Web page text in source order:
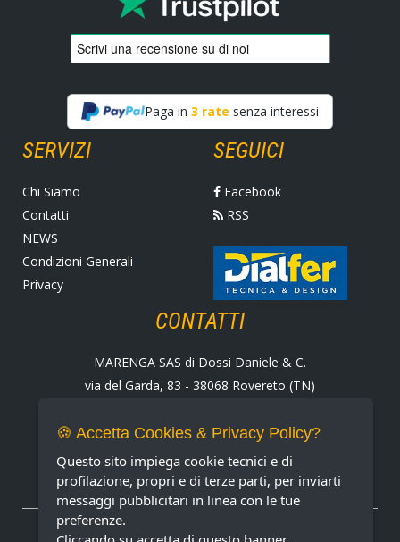
Paga in 3 rate senza interessi
SERVIZI
Chi Siamo
Contatti
NEWS
Condizioni Generali
Privacy
SEGUICI
Facebook
RSS
CONTATTI
MARENGA SAS di Dossi Daniele & C.
via del Garda, 83 - 38068 Rovereto (TN)
Fax +39 0464 430938
E-mail: marenga@marenga.it
Partita IVA IT02232370227
METODI DI PAGAMENTO ACCETTATI
🍪 Accetta Cookies & Privacy Policy?
Questo sito impiega cookie tecnici e di
profilazione, propri e di terze parti, per inviarti
messaggi pubblicitari in linea con le tue
preferenze.